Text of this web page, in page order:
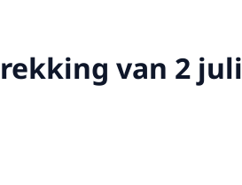
van 2 juli